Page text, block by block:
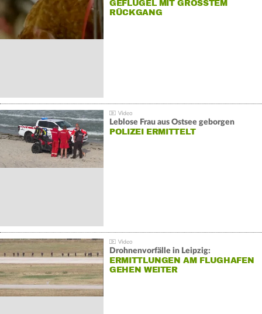
GEFLÜGEL MIT GRÖSSTEM R
ÜCKGANG
Leblose Frau aus Ostsee geborgen
POLIZEI ERMITTELT
Drohnenvorfälle in Leipzig:
ERMITTLUNGEN AM FLUGHAFEN
GEHEN WEITER